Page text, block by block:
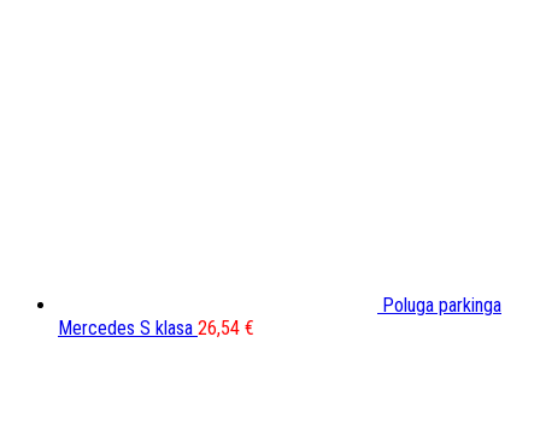
Poluga parkinga
Mercedes S klasa 26,54 €